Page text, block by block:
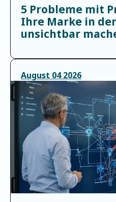
5 Probleme mit
Ihre Marke in
unsichtbar
August 04 2026